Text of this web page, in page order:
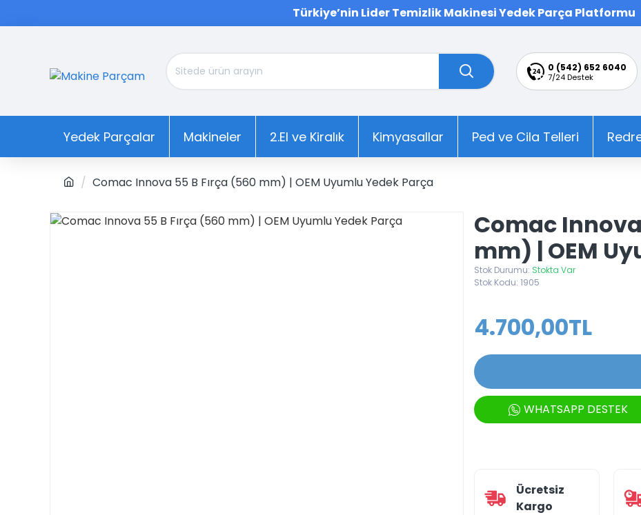
Türkiye’nin Lider Temizlik Makinesi Yedek Parça Platformu
0 (542) 652 6040
7/24 Destek
Yedek Parçalar Makineler 2.El ve Kiralık Kimyasallar Ped ve Cila Telleri
Comac Innova 55 B Fırça (560 mm) | OEM Uyumlu Yedek Parça
Comac
mm) | OEM
Stok Durumu: Stokta Var
Stok Kodu: 1905
4.700,00TL
WHATSAPP DESTEK
Ücretsiz
Kargo